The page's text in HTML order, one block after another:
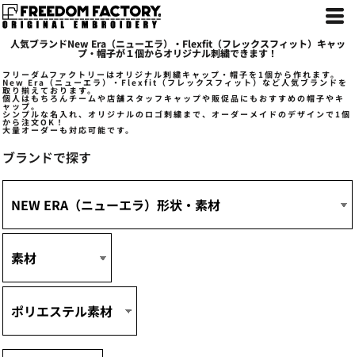
人気ブランドNew Era（ニューエラ）・Flexfit（フレックスフィット）キャッ
プ・帽子が１個からオリジナル刺繍できます！
フリーダムファクトリーはオリジナル刺繍キャップ・帽子を1個から作れます。
New Era（ニューエラ）・Flexfit（フレックスフィット）など人気ブランドを
取り揃えております。
個人はもちろんチームや店舗スタッフキャップや販促品にもおすすめの帽子やキ
ャップ。
シンプルな名入れ、オリジナルのロゴ刺繍まで、オーダーメイドのデザインで1個
から注文OK！
大量オーダーも対応可能です。
ブランドで探す
デフォルト
価格：安い順
価格：高い順